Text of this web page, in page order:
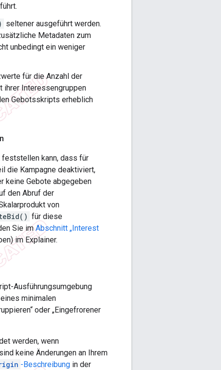
seltener ausgeführt werden.
Metadaten zum
unbedingt ein weniger
für die Anzahl der
ihrer Interessengruppen
Gebotsskripts erheblich
feststellen kann, dass für
die Kampagne deaktiviert,
keine Gebote abgegeben
den Abruf der
von
für diese
Sie imAbschnitt „Interest
im Explainer.
Ausführungsumgebung
minimalen
oder „Eingefrorener
werden, wenn
keine Änderungen an Ihrem
-Beschreibung in der